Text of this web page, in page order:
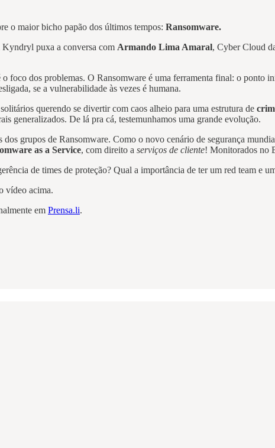
o maior bicho papão dos últimos tempos: Ransomware.
Kyndryl puxa a conversa com Armando Lima Amaral, Cyber Cloud
o foco dos problemas. O Ransomware é uma ferramenta final: o ponto
se a vulnerabilidade às vezes é humana.
querendo se divertir com caos alheio para uma estrutura de
generalizados. De lá pra cá, testemunhamos uma grande evolução.
grupos de Ransomware. Como o novo cenário de segurança
as a Service, com direito a serviços de cliente! Monitorados no
de times de proteção? Qual a importância de ter um red team e
vídeo acima.
em Prensa.li.